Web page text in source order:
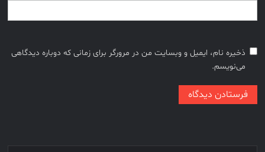
ذخیره نام، ایمیل و وبسایت من در مرورگر برای زمانی که دوباره دیدگاهی
می‌نویسم.